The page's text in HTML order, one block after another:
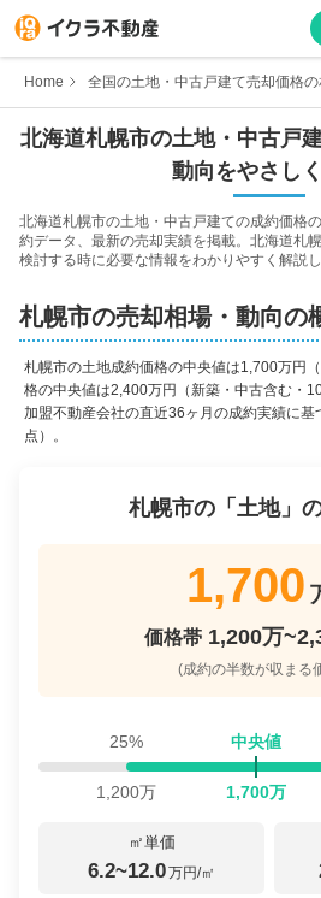
はじめての方へ
不動産会社を探す
物件の価格を知る
お家の売却を学ぶ
不動産会社向け情報
Home 全国の土地・中古戸建て売却価格の
北海道札幌市の土地・中古戸
動向をやさし
北海道札幌市の土地・中古戸建ての成約価格
約データ、最新の売却実績を掲載。 北海道札
検討する時に必要な情報をわかりやすく解説し
札幌市の売却相場・動向の
札幌市の土地成約価格の中央値は1,700万円
格の中央値は2,400万円（新築・中古含む・
加盟不動産会社の直近36ヶ月の成約実績に基
点）。
札幌市の「 土地」
1,700
価格帯 1,200万
(成約の半数が収まる
25% 中央値
1,200万 1,700万
㎡単価
6.2~12.0万円/㎡